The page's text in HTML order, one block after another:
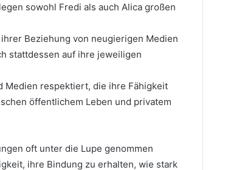
sowohl Fredi als auch Alica großen
Beziehung von neugierigen Medien
stattdessen auf ihre jeweiligen
Medien respektiert, die ihre Fähigkeit
öffentlichem Leben und privatem
oft unter die Lupe genommen
ihre Bindung zu erhalten, wie stark